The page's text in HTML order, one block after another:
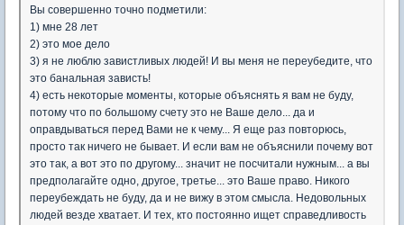
Вы совершенно точно подметили:
1) мне 28 лет
2) это мое дело
3) я не люблю завистливых людей! И вы меня не переубедите, что
это банальная зависть!
4) есть некоторые моменты, которые объяснять я вам не буду,
потому что по большому счету это не Ваше дело... да и
оправдываться перед Вами не к чему... Я еще раз повторюсь,
просто так ничего не бывает. И если вам не объяснили почему вот
это так, а вот это по другому... значит не посчитали нужным... а вы
предполагайте одно, другое, третье... это Ваше право. Никого
переубеждать не буду, да и не вижу в этом смысла. Недовольных
людей везде хватает. И тех, кто постоянно ищет справедливость